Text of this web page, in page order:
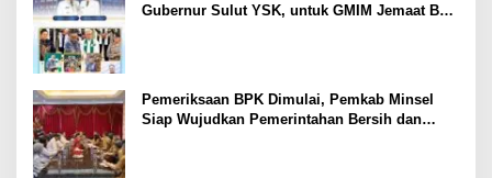
Gubernur Sulut YSK, untuk GMIM Jemaat Bait
Pemeriksaan BPK Dimulai, Pemkab Minsel
Siap Wujudkan Pemerintahan Bersih dan